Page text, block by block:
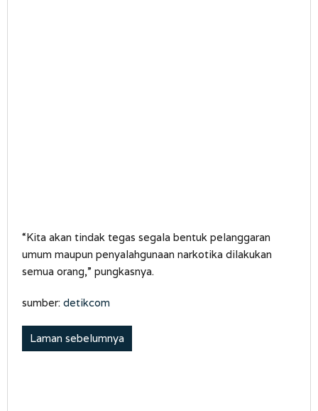
“Kita akan tindak tegas segala bentuk pelanggaran
umum maupun penyalahgunaan narkotika dilakukan
semua orang,” pungkasnya.
sumber: detikcom
Laman sebelumnya